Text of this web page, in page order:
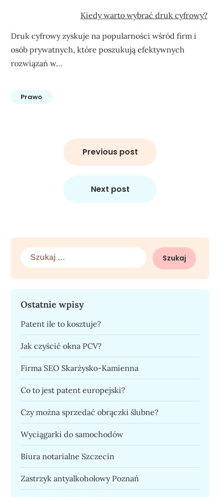
Kiedy warto wybrać druk cyfrowy?
Druk cyfrowy zyskuje na popularności wśród firm i
osób prywatnych, które poszukują efektywnych
rozwiązań w…
Prawo
Previous post
Next post
Szukaj:
Ostatnie wpisy
Patent ile to kosztuje?
Jak czyścić okna PCV?
Firma SEO Skarżysko-Kamienna
Co to jest patent europejski?
Czy można sprzedać obrączki ślubne?
Wyciągarki do samochodów
Biura notarialne Szczecin
Zastrzyk antyalkoholowy Poznań